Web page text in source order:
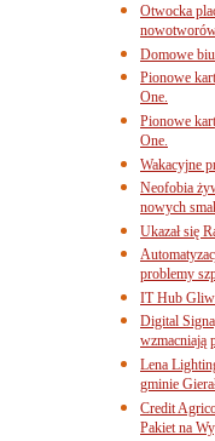
Otwocka
Domowe
Pionowe
One.
Pionowe
One.
Wakacyjne
Neofobia
nowych
Ukazał się
problemy
IT Hub
Digital
wzmacniają
Lena
gminie
Credit
Pakiet na